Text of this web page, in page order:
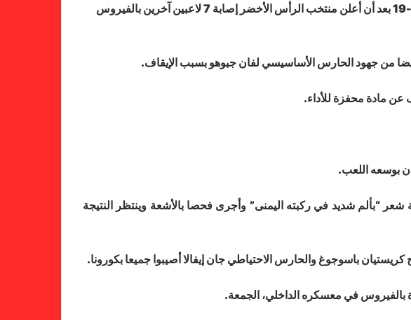
كما كشفت منتخبات أخرى تستعد لخوض النهائيات المقرر أن تنطلق في 9 يناير عن حالات إصابة بكوفيد-19 بعد أن أعلن منتخب الرأس الأخضر إصابة 7 لاعبين آخرين بالفيروس
من جهود الحارس الأساسيسي لفان جبوهو بسبب الإيقاف.
عن مادة محفزة للأداء.
بوسعه اللعب.
شعر “بألم شديد في ركبته اليمنى” وأجرى فحصا بالأشعة وينتظر النتيجة
باسوجوغ والحارس الاحتياطي جان إيفالا أصيبوا جميعا بكورونا.
بالفيروس في معسكره الداخلي، الجمعة.